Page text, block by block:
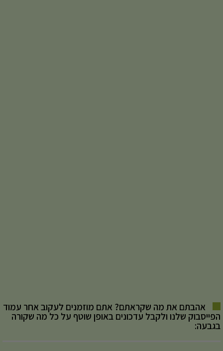
אהבתם את מה שקראתם? אתם מוזמנים לעקוב אחר עמוד
הפייסבוק שלנו ולקבל עדכונים באופן שוטף על כל מה שקורה
בגבעה: